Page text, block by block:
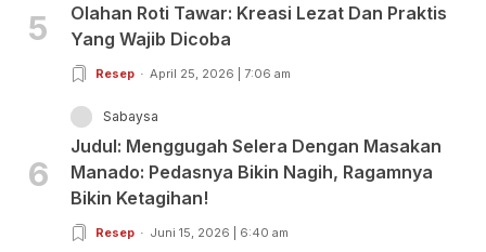
5
Olahan Roti Tawar: Kreasi Lezat Dan Praktis
Yang Wajib Dicoba
Resep April 25, 2026 | 7:06 am
6
Sabaysa
Judul: Menggugah Selera Dengan Masakan
Manado: Pedasnya Bikin Nagih, Ragamnya
Bikin Ketagihan!
Resep Juni 15, 2026 | 6:40 am